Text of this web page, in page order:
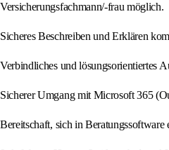
Versicherungsfachmann/-frau möglich.
Sicheres Beschreiben und Erklären
Verbindliches und lösungsorientiertes
Sicherer Umgang mit Microsoft 365
Bereitschaft, sich in Beratungssoftware